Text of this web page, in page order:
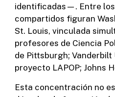
identificadas—. Entre los
compartidos figuran
St. Louis, vinculada
profesores de Ciencia
de Pittsburgh; Vanderbilt
proyecto LAPOP; Johns
Esta concentración no